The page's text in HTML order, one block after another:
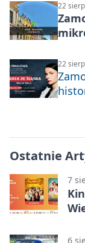
22
22
Ostatnie
7
6